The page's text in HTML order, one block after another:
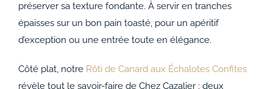
préserver sa texture fondante. À servir en tranches
épaisses sur un bon pain toasté, pour un apéritif
d’exception ou une entrée toute en élégance.
Côté plat, notre Rôti de Canard aux Échalotes Confites
révèle tout le savoir-faire de Chez Cazalier : deux